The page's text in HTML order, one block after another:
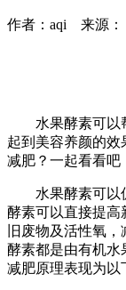
作者：aqi 来源
水果酵素可以帮
起到美容养颜的
减肥？一起看看吧
水果酵素可以促
酵素可以直接提高
旧废物及活性氧
酵素都是由有机水
减肥原理表现为以